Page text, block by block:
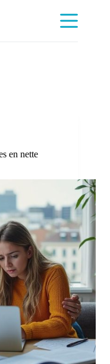
en nette